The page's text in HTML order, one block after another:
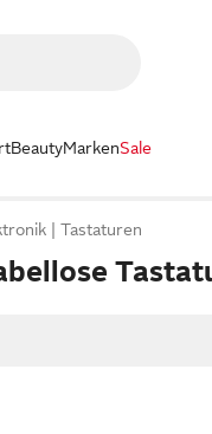
BeautyMarkenSale
Tastaturen